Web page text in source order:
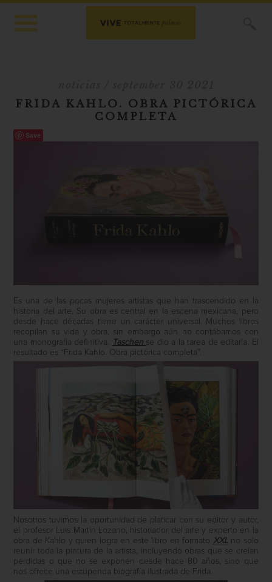
FRIDA KAHLO. OBRA PICTÓRICA
COMPLETA
Save
Es una de las pocas mujeres artistas que han trascendido en la
historia del arte. Su obra es central en la escena mexicana, pero
desde hace décadas tiene un carácter universal. Muchos libros
recopilan su vida y obra, sin embargo aún no contábamos con
una monografía definitiva.
Taschen se dio a la tarea de editarla. El
resultado es “Frida Kahlo. Obra pictórica completa”.
Nosotros tuvimos la oportunidad de platicar con su editor y autor,
el profesor Luis Martín Lozano, historiador del arte y experto en la
obra de Kahlo y quien logra en este libro en formato XXL no solo
reunir toda la pintura de la artista, incluyendo obras que se creían
perdidas o que no se exponen desde hace 80 años, sino que
nos ofrece una estupenda biografía ilustrada de Frida.